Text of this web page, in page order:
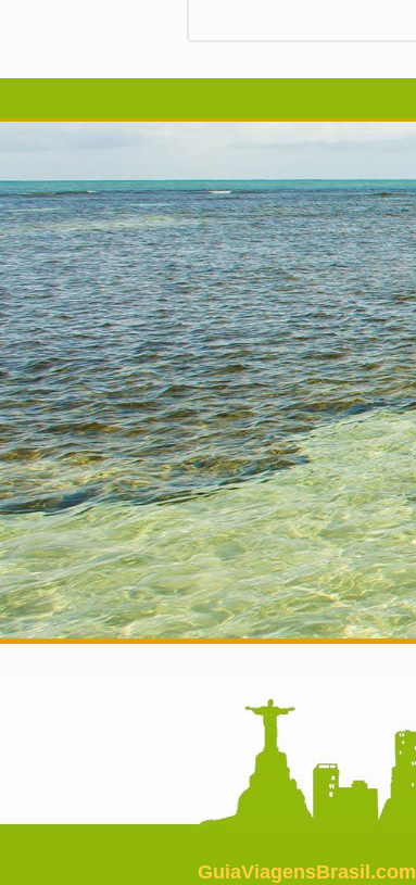
GuiaViagensBrasil.com